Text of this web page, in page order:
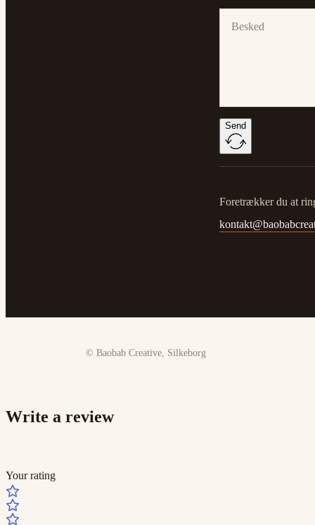
Send
Foretrækker du at
© Baobab Creative, Silkeborg
Write a review
Your rating